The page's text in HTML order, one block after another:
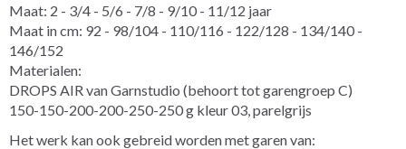
Maat: 2 - 3/4 - 5/6 - 7/8 - 9/10 - 11/12 jaar
Maat in cm: 92 - 98/104 - 110/116 - 122/128 - 134/140 -
146/152
Materialen:
DROPS AIR van Garnstudio (behoort tot garengroep C)
150-150-200-200-250-250 g kleur 03, parelgrijs
Het werk kan ook gebreid worden met garen van: